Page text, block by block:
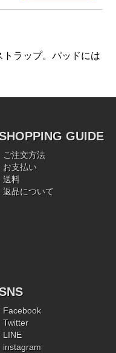
ラップ。パッドには
GUIDE
ご注文方法
お支払い
送料
返品について
Facebook
Twitter
LINE
instagram